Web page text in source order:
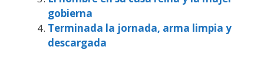
gobierna
Terminada la jornada, arma limpia y
descargada